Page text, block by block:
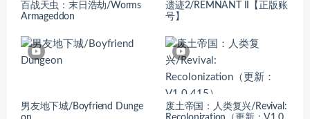
百战天虫：末日浩劫/Worms
Armageddon
遗迹2/REMNANT II【正版账
号】
男友地下城/Boyfriend Dunge
废土帝国：人类复兴/Revival: